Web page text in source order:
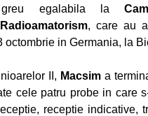
pentru atletii CS
concursurile nationale
are opt sperante pentru
Cupa Romaniei
greu egalabila la
, care au
octombrie in Germania, la
II, Macsim a
cele patru probe in care
receptie indicative,